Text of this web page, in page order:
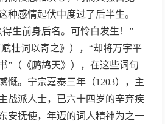
种感情起伏中度过了后半生。
生前身后名。可怜白发生！”
赋壮词以寄之》），“却将万字平
”（《鹧鸪天》），在这些词句
慨。宁宗嘉泰三年（1203），主
战派人士，已六十四岁的辛弃疾
安抚使，年迈的词人精神为之一